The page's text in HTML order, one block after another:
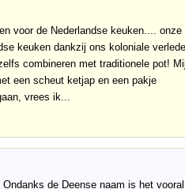
voor de Nederlandse keuken.... onze
keuken dankzij ons koloniale
combineren met traditionele pot!
een scheut ketjap en een pakje
vrees ik...
de Deense naam is het vooral